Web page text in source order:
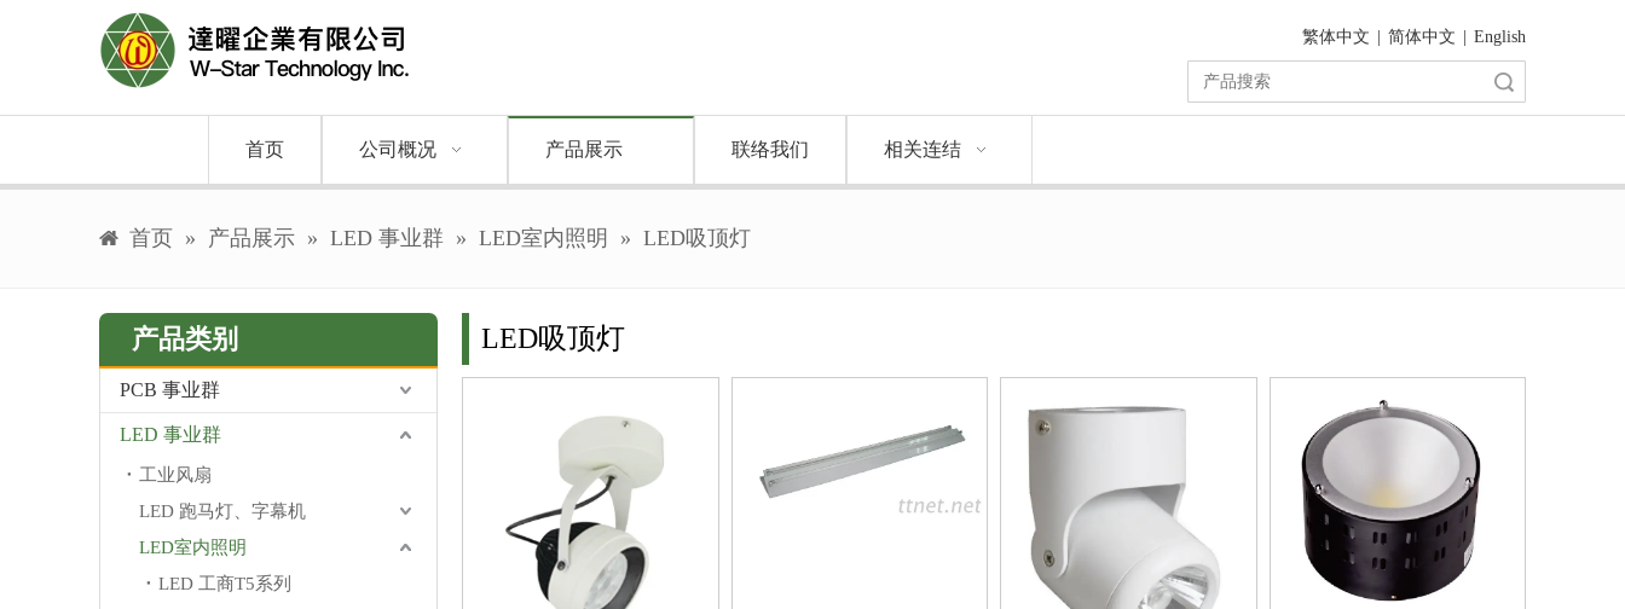
繁体中文 简体中文 English
首页 公司概况 产品展示 联络我们 相关连结
首页 » 产品展示 » LED 事业群 » LED室内照明 » LED吸顶灯
产品类别
PCB 事业群
LED 事业群
工业风扇
LED 跑马灯、字幕机
LED室内照明
LED 工商T5系列
LED吸顶灯